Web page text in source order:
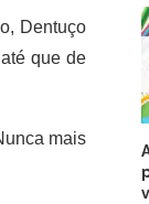
Dentuço
que de
mais